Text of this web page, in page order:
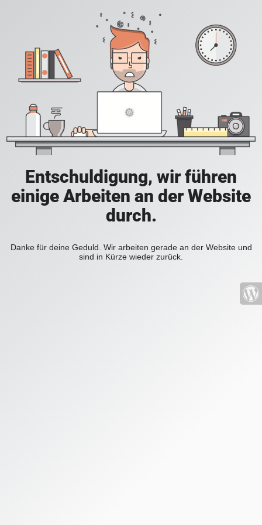
Entschuldigung, wir führen
einige Arbeiten an der Website
durch.
Danke für deine Geduld. Wir arbeiten gerade an der Website und
sind in Kürze wieder zurück.